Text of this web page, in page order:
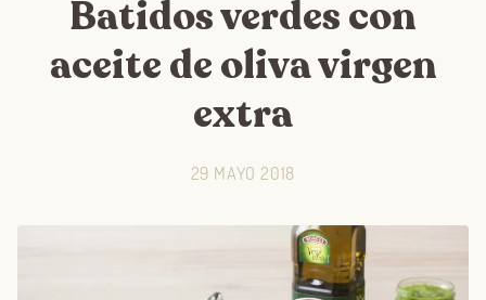
Batidos verdes con
aceite de oliva virgen
extra
29 MAYO 2018